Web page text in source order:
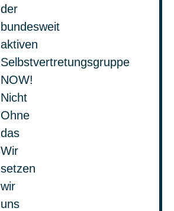
der
bundesweit
aktiven
Selbstvertretungsgruppe
NOW!
Nicht
Ohne
das
Wir
setzen
wir
uns